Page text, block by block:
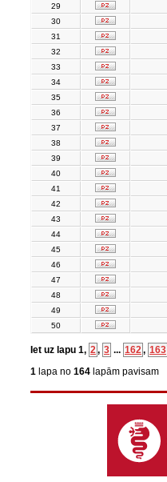
29
30
31
32
33
34
35
36
37
38
39
40
41
42
43
44
45
46
47
48
49
50
Iet uz lapu 1, 2, 3 ... 162, 163
1 lapa no 164 lapām pavisam